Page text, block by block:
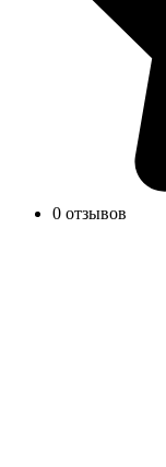
0 отзывов